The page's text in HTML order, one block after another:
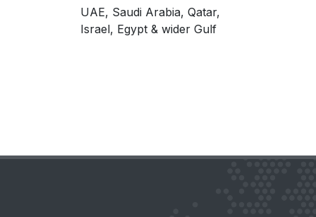
UAE, Saudi Arabia, Qatar,
Israel, Egypt & wider Gulf